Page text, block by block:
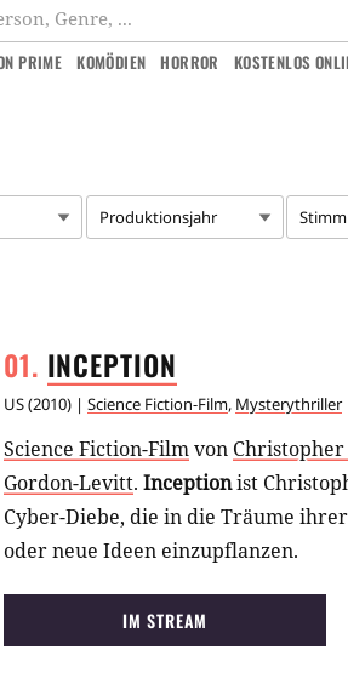
PRIME KOMÖDIEN HORROR KOSTENLOS
Produktionsjahr
INCEPTION
US(2010) | Science Fiction-Film, Mysterythriller
Science Fiction-Filmvon
Gordon-Levitt. Inceptionist
Cyber-Diebe, die in die Träume
oder neue Ideen einzupflanzen.
IM STREAM